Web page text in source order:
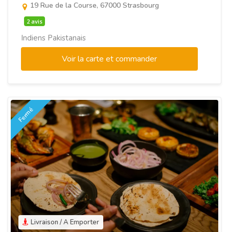
19 Rue de la Course, 67000 Strasbourg
2 avis
Indiens Pakistanais
Voir la carte et commander
Livraison / A Emporter
Fermé